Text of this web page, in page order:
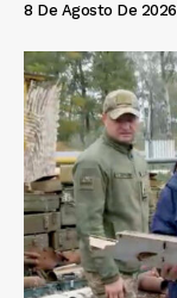
8 De Agosto De 2026